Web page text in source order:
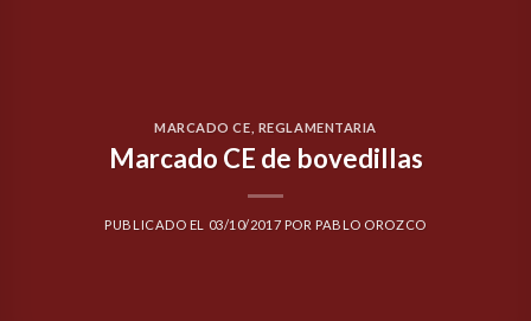
MARCADO CE REGLAMENTARIA
Marcado CE de bovedillas
PUBLICADO EL 03/10/2017 POR PABLO OROZCO